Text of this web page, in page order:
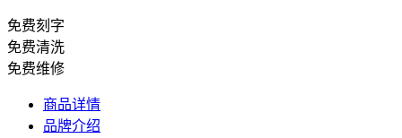
免费刻字
免费清洗
免费维修
商品详情
品牌介绍